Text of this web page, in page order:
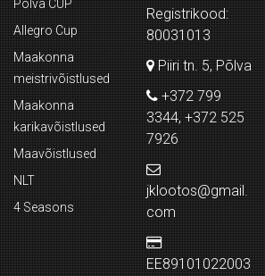
Põlva CUP
Allegro Cup
Maakonna
meistrivõistlused
Maakonna
karikavõistlused
Maavõistlused
NLT
4 Seasons
Registrikood:
80031013
Piiri tn. 5, Põlva
+372 799
3344, +372 525
7926
jklootos@gmail.
com
EE89101022003